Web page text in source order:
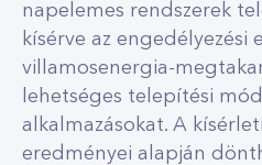
napelemes rendszerek
kísérve az engedélyezési
villamosenergia-
lehetséges telepítési
alkalmazásokat. A
eredményei alapján